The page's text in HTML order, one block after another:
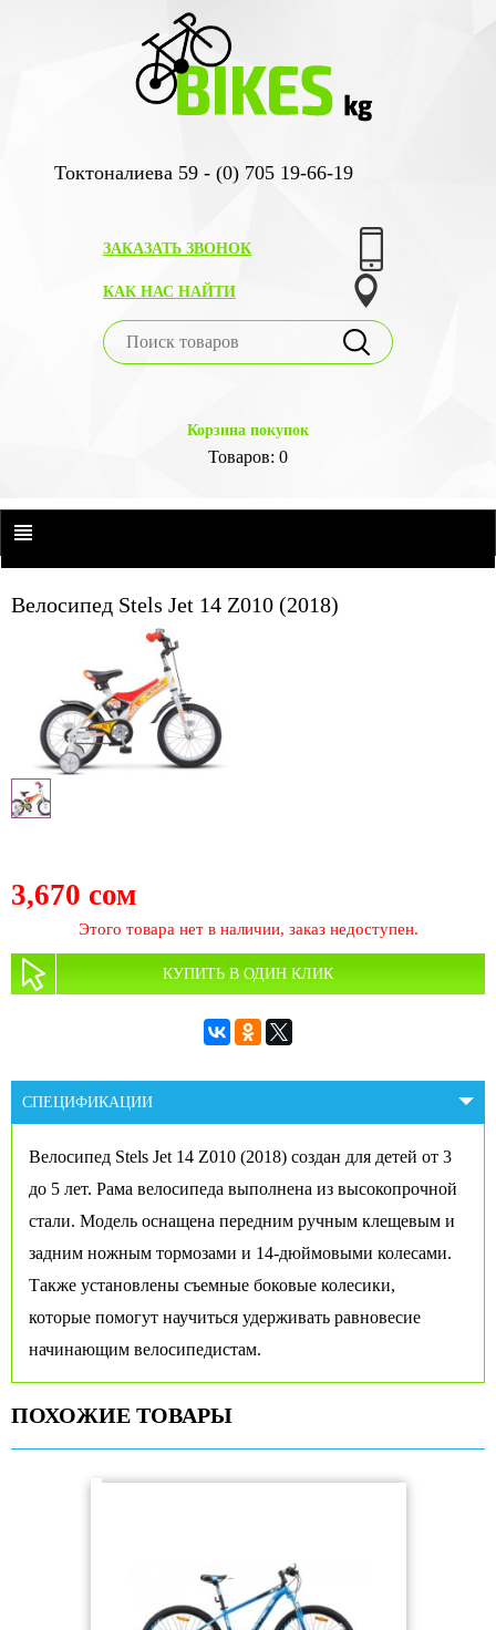
Токтоналиева 59 - (0) 705 19-66-19
ЗАКАЗАТЬ ЗВОНОК
КАК НАС НАЙТИ
Корзина покупок
Товаров: 0
Велосипед Stels Jet 14 Z010 (2018)
3,670 сом
Этого товара нет в наличии, заказ недоступен.
КУПИТЬ В ОДИН КЛИК
СПЕЦИФИКАЦИИ
Велосипед Stels Jet 14 Z010 (2018) создан для детей от 3
до 5 лет. Рама велосипеда выполнена из высокопрочной
стали. Модель оснащена передним ручным клещевым и
задним ножным тормозами и 14-дюймовыми колесами.
Также установлены съемные боковые колесики,
которые помогут научиться удерживать равновесие
начинающим велосипедистам.
ПОХОЖИЕ ТОВАРЫ